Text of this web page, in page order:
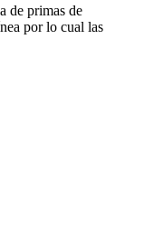
de primas de
por lo cual las